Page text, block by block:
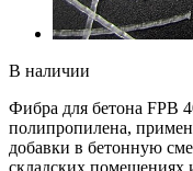
В наличии
Фибра для бетона FPB
полипропилена,
добавки в бетонную
складских помещениях